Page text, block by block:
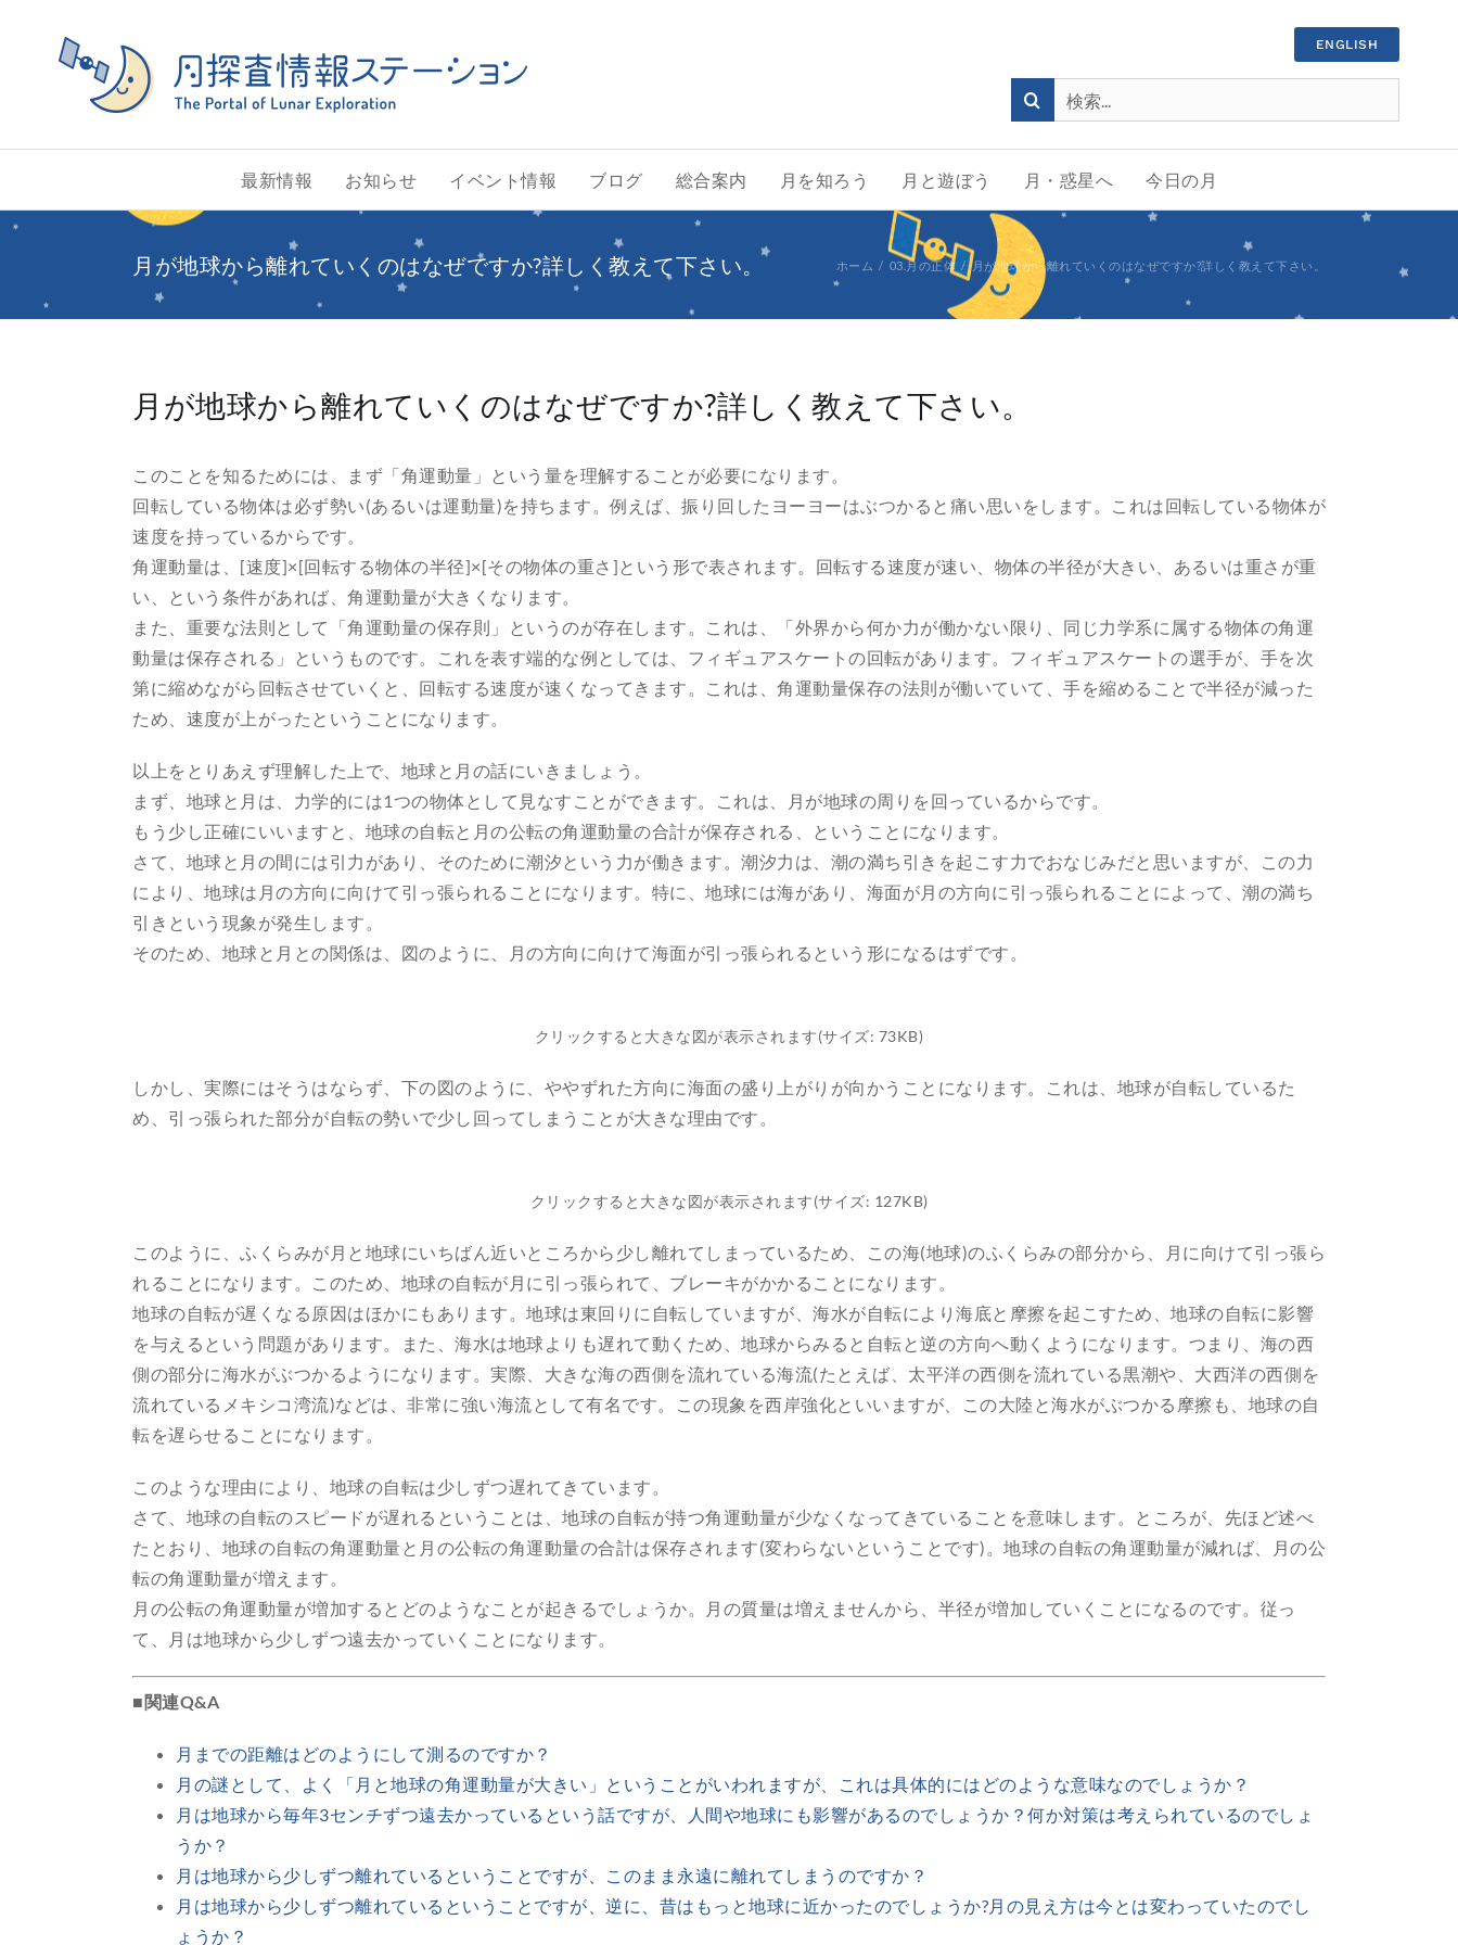
ENGLISH
検
索
…
最新情報
お知らせ イベント情報 ブログ 総合案内 月を知ろう 月と遊ぼう 月・惑星へ 今日の月
月が地球から離れていくのはなぜですか?詳しく教えて下さい。 ホーム 03.月の正体 月が地球から離れていくのはなぜですか?詳しく教えて下さい。
月が地球から離れていくのはなぜですか?詳しく教えて下さい。
このことを知るためには、まず「角運動量」という量を理解することが必要になります。
回転している物体は必ず勢い(あるいは運動量)を持ちます。例えば、振り回したヨーヨーはぶつかると痛い思いをします。これは回転している物体が
速度を持っているからです。
角運動量は、[速度]×[回転する物体の半径]×[その物体の重さ]という形で表されます。回転する速度が速い、物体の半径が大きい、あるいは重さが重
い、という条件があれば、角運動量が大きくなります。
また、重要な法則として「角運動量の保存則」というのが存在します。これは、「外界から何か力が働かない限り、同じ力学系に属する物体の角運
動量は保存される」というものです。これを表す端的な例としては、フィギュアスケートの回転があります。フィギュアスケートの選手が、手を次
第に縮めながら回転させていくと、回転する速度が速くなってきます。これは、角運動量保存の法則が働いていて、手を縮めることで半径が減った
ため、速度が上がったということになります。
以上をとりあえず理解した上で、地球と月の話にいきましょう。
まず、地球と月は、力学的には1つの物体として見なすことができます。これは、月が地球の周りを回っているからです。
もう少し正確にいいますと、地球の自転と月の公転の角運動量の合計が保存される、ということになります。
さて、地球と月の間には引力があり、そのために潮汐という力が働きます。潮汐力は、潮の満ち引きを起こす力でおなじみだと思いますが、この力
により、地球は月の方向に向けて引っ張られることになります。特に、地球には海があり、海面が月の方向に引っ張られることによって、潮の満ち
引きという現象が発生します。
そのため、地球と月との関係は、図のように、月の方向に向けて海面が引っ張られるという形になるはずです。
クリックすると大きな図が表示されます(サイズ: 73KB)
しかし、実際にはそうはならず、下の図のように、ややずれた方向に海面の盛り上がりが向かうことになります。これは、地球が自転しているた
め、引っ張られた部分が自転の勢いで少し回ってしまうことが大きな理由です。
クリックすると大きな図が表示されます(サイズ: 127KB)
このように、ふくらみが月と地球にいちばん近いところから少し離れてしまっているため、この海(地球)のふくらみの部分から、月に向けて引っ張ら
れることになります。このため、地球の自転が月に引っ張られて、ブレーキがかかることになります。
地球の自転が遅くなる原因はほかにもあります。地球は東回りに自転していますが、海水が自転により海底と摩擦を起こすため、地球の自転に影響
を与えるという問題があります。また、海水は地球よりも遅れて動くため、地球からみると自転と逆の方向へ動くようになります。つまり、海の西
側の部分に海水がぶつかるようになります。実際、大きな海の西側を流れている海流(たとえば、太平洋の西側を流れている黒潮や、大西洋の西側を
流れているメキシコ湾流)などは、非常に強い海流として有名です。この現象を西岸強化といいますが、この大陸と海水がぶつかる摩擦も、地球の自
転を遅らせることになります。
このような理由により、地球の自転は少しずつ遅れてきています。
さて、地球の自転のスピードが遅れるということは、地球の自転が持つ角運動量が少なくなってきていることを意味します。ところが、先ほど述べ
たとおり、地球の自転の角運動量と月の公転の角運動量の合計は保存されます(変わらないということです)。地球の自転の角運動量が減れば、月の公
転の角運動量が増えます。
月の公転の角運動量が増加するとどのようなことが起きるでしょうか。月の質量は増えませんから、半径が増加していくことになるのです。従っ
て、月は地球から少しずつ遠去かっていくことになります。
■関連Q&A
月までの距離はどのようにして測るのですか？
月の謎として、よく「月と地球の角運動量が大きい」ということがいわれますが、これは具体的にはどのような意味なのでしょうか？
月は地球から毎年3センチずつ遠去かっているという話ですが、人間や地球にも影響があるのでしょうか？何か対策は考えられているのでしょ
うか？
月は地球から少しずつ離れているということですが、このまま永遠に離れてしまうのですか？
月は地球から少しずつ離れているということですが、逆に、昔はもっと地球に近かったのでしょうか?月の見え方は今とは変わっていたのでし
ょうか？